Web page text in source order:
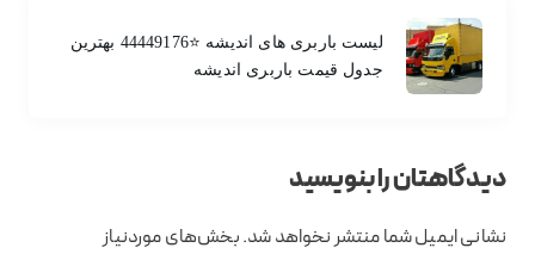
لیست باربری های اندیشه ⭐️44449176 بهترین
جدول قیمت باربری اندیشه
دیدگاهتان را بنویسید
نشانی ایمیل شما منتشر نخواهد شد.بخش‌های موردنیاز